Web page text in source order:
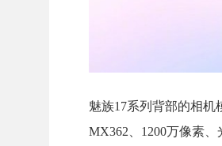
魅族17系列背部的相机
MX362、1200万像素